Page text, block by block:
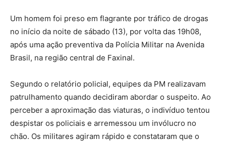
Um homem foi preso em flagrante por tráfico de drogas
no início da noite de sábado (13), por volta das 19h08,
após uma ação preventiva da Polícia Militar na Avenida
Brasil, na região central de Faxinal.
Segundo o relatório policial, equipes da PM realizavam
patrulhamento quando decidiram abordar o suspeito. Ao
perceber a aproximação das viaturas, o indivíduo tentou
despistar os policiais e arremessou um invólucro no
chão. Os militares agiram rápido e constataram que o